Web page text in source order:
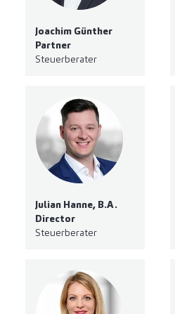
Joachim Günther
Partner
Steuerberater
Julian Hanne, B.A.
Director
Steuerberater